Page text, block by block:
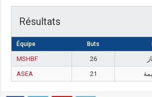
Résultats
Équipe Buts
MSHBF 26
ASEA
21